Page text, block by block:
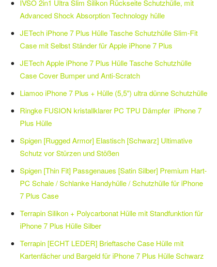
IVSO 2in1 Ultra Slim Silikon Rückseite Schutzhülle, mit
Advanced Shock Absorption Technology hülle
JETech iPhone 7 Plus Hülle Tasche Schutzhülle Slim-Fit
Case mit Selbst Ständer für Apple iPhone 7 Plus
JETech Apple iPhone 7 Plus Hülle Tasche Schutzhülle
Case Cover Bumper und Anti-Scratch
Liamoo iPhone 7 Plus + Hülle (5,5″) ultra dünne Schutzhülle
Ringke FUSION kristallklarer PC TPU Dämpfer iPhone 7
Plus Hülle
Spigen [Rugged Armor] Elastisch [Schwarz] Ultimative
Schutz vor Stürzen und Stößen
Spigen [Thin Fit] Passgenaues [Satin Silber] Premium Hart-
PC Schale / Schlanke Handyhülle / Schutzhülle für iPhone
7 Plus Case
Terrapin Silikon + Polycarbonat Hülle mit Standfunktion für
iPhone 7 Plus Hülle Silber
Terrapin [ECHT LEDER] Brieftasche Case Hülle mit
Kartenfächer und Bargeld für iPhone 7 Plus Hülle Schwarz